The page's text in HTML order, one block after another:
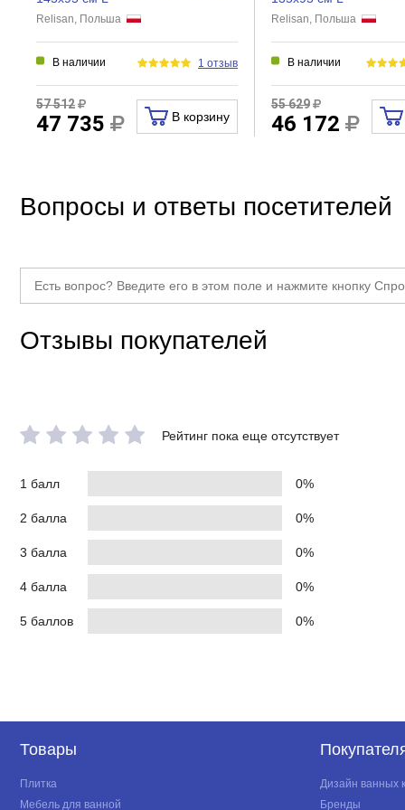
Relisan, Польша
В наличии 1 отзыв
57 512
47 735 В корзину
Relisan, Польша
В наличии
55 629
46 172
Вопросы и ответы посетителей
Отзывы покупателей
Рейтинг пока еще отсутствует
1 балл 0%
2 балла 0%
3 балла 0%
4 балла 0%
5 баллов 0%
Товары
Плитка
Мебель для ванной
Дизайн ванных
Бренды